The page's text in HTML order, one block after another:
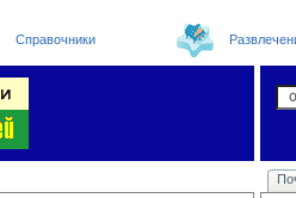
Справочники